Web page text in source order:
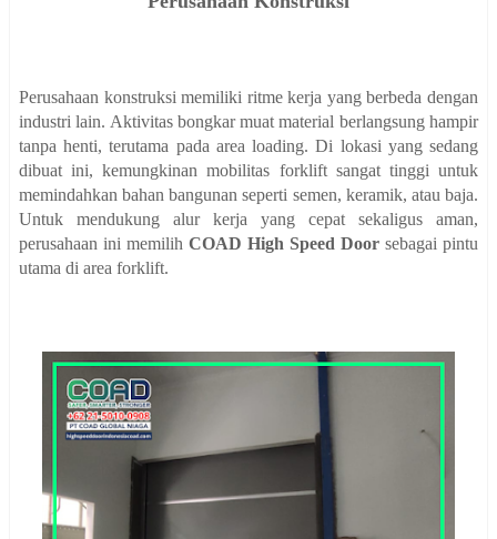
Perusahaan konstruksi memiliki ritme kerja yang berbeda dengan
industri lain. Aktivitas bongkar muat material berlangsung hampir
tanpa henti, terutama pada area loading. Di lokasi yang sedang
dibuat ini, kemungkinan mobilitas forklift sangat tinggi untuk
memindahkan bahan bangunan seperti semen, keramik, atau baja.
Untuk mendukung alur kerja yang cepat sekaligus aman,
perusahaan ini memilih COAD High Speed Door sebagai pintu
utama di area forklift.